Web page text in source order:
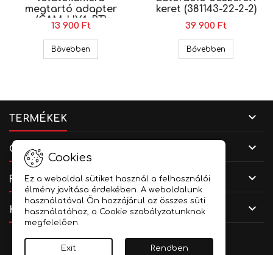
megtartó adapter
(CAM-HY4-RT)
13 900 Ft
Bővebben Hyundai Veloster tolatókamera megtartó
keret (381143-22-2-2)
39 900 Ft
Bővebben
TERMÉKEK 
CÉGADATOK 
FIÓKOD 
KAPCSOLAT 
Cookies
Ez a weboldal sütiket használ a felhasználói
élmény javítása érdekében. A weboldalunk
használatával Ön hozzájárul az összes süti
használatához, a Cookie szabályzatunknak
megfelelően.
Exit Rendben
Facebook
YouTubeInstagram